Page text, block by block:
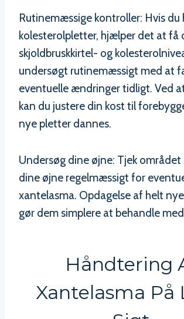
Rutinemæssige kontroller: Hvis du
kolesterolpletter, hjælper det at få
skjoldbruskkirtel- og
undersøgt rutinemæssigt med at
eventuelle ændringer tidligt. Ved
kan du justere din kost til
nye pletter dannes.
Undersøg dine øjne: Tjek
dine øjne regelmæssigt for
xantelasma. Opdagelse af helt
gør dem simplere at behandle
Håndtering
Xantelasma På